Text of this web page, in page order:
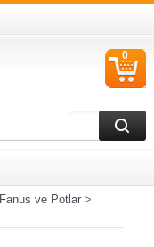
0
Fanus ve Potlar>